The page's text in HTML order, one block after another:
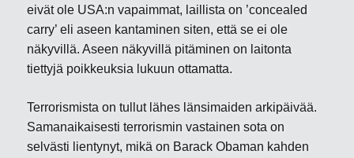
eivät ole USA:n vapaimmat, laillista on ’concealed
carry’ eli aseen kantaminen siten, että se ei ole
näkyvillä. Aseen näkyvillä pitäminen on laitonta
tiettyjä poikkeuksia lukuun ottamatta.
Terrorismista on tullut lähes länsimaiden arkipäivää.
Samanaikaisesti terrorismin vastainen sota on
selvästi lientynyt, mikä on Barack Obaman kahden